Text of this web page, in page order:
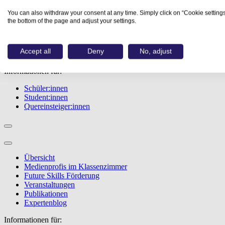
Übersicht
Berufe
Studiengänge
Berufstest
Bewerbungstipps
Informationen für:
Schüler:innen
Student:innen
Quereinsteiger:innen
Übersicht
Medienprofis im Klassenzimmer
Future Skills Förderung
Veranstaltungen
Publikationen
Expertenblog
Informationen für:
You can also withdraw your consent at any time. Simply click on “Cookie
the bottom of the page and adjust your settings.
Accept all Deny No, adjust